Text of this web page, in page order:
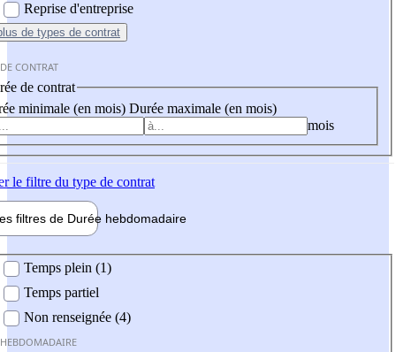
Reprise d'entreprise
de types de contrat
CONTRAT
de contrat
minimale (en mois) Durée maximale (en mois)
mois
le filtre du type de contrat
filtres de Durée hebdomadaire
Temps plein (1)
Temps partiel
Non renseignée (4)